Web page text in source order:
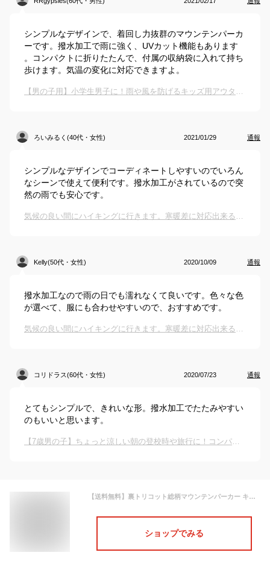
シンプルなデザインで、着回し力抜群のマウンテンパーカ
ーです。撥水加工で雨に強く、UVカット機能もあります
。コンパクトに折りたたんで、付属の収納袋に入れて持ち
歩けます。気温の変化に対応できますよ。
【男の子用】小学生男子に！雨や風を防げるキッズ用アウターのおすすめは？
ろいみるく(40代・女性) 2021/01/29 通報
シンプルなデザインでコーディネートしやすいのでいろん
なシーンで使えて便利です。撥水加工がされているので突
然の雨でも安心です。
気候の良い間にハイキングに行きます。寒暖差に対応出来るマウンテンパーカーを教えて下さい。
Kelly(50代・女性) 2020/10/09 通報
撥水加工なので雨の日でも濡れなくて良いです。色々な色
が選べて、服にも合わせやすいので、おすすめです。
気候の良い間にハイキングに行きます。寒暖差に対応出来るマウンテンパーカーを教えて下さい。
コリドラス(60代・女性) 2020/07/23 通報
とてもシンプルで、きれいな形。撥水加工でたたみやすい
のもいいと思います。
【7歳男の子】ちょっと涼しい朝の登校時や旅行に！コンパクトにたためるウィンドブレーカーって？
【送料無料】裏トリコット総柄マウンテンパーカー キッズ マンパー 子供服 男の子 女の子 ウインドブレーカー ウィンドブレーカー 羽織り アウター アウトドア キャンプ 切替 秋物 秋服 ジュニア 韓国子供服 110cm 120cm 130cm 140cm 150cm 160cm「943-04」
ショップでみる